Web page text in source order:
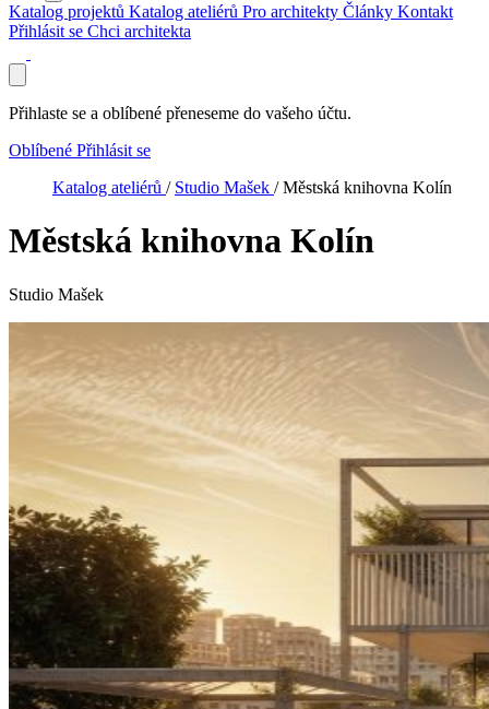
Katalog projektů Katalog ateliérů Pro architekty Články Kontakt
Přihlásit se Chci architekta
Přihlaste se a oblíbené přeneseme do vašeho účtu.
Oblíbené Přihlásit se
Katalog ateliérů / Studio Mašek / Městská knihovna Kolín
Městská knihovna Kolín
Studio Mašek